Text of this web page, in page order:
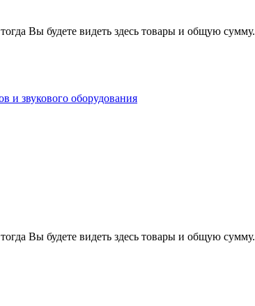
Вы будете видеть здесь товары и общую сумму.
Вы будете видеть здесь товары и общую сумму.